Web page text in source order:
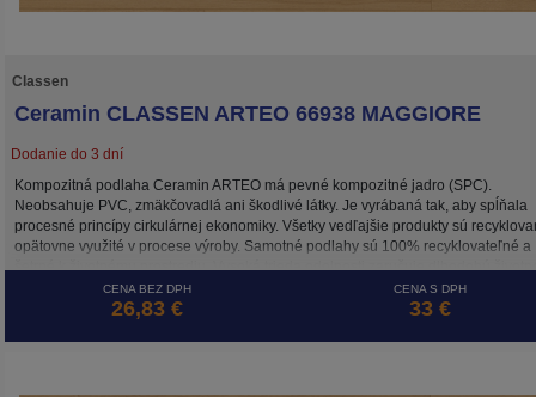
Classen
Ceramin CLASSEN ARTEO 66938 MAGGIORE
Dodanie do 3 dní
Kompozitná podlaha Ceramin ARTEO má pevné kompozitné jadro (SPC).
Neobsahuje PVC, zmäkčovadlá ani škodlivé látky. Je vyrábaná tak, aby spĺňala
procesné princípy cirkulárnej ekonomiky. Všetky vedľajšie produkty sú
opätovne využité v procese výroby. Samotné podlahy sú 100% recyklovateľné a
šetrné k životnému prostrediu. Vysoká trieda odolnosti zaručuje dlhodobú
a to aj pri záťaži v komerčne využívaných priestoroch.
CENA BEZ DPH
26,83 €
CENA S DPH
33 €